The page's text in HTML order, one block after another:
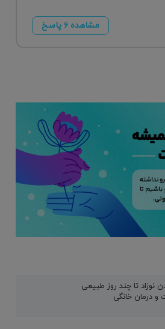
مشاهده ۶ پاسخ
نوزاد تا چند روز طبیعی
درمان خانگی